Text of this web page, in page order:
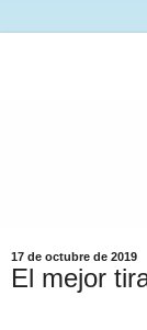
17 de octubre de 2019
El mejor